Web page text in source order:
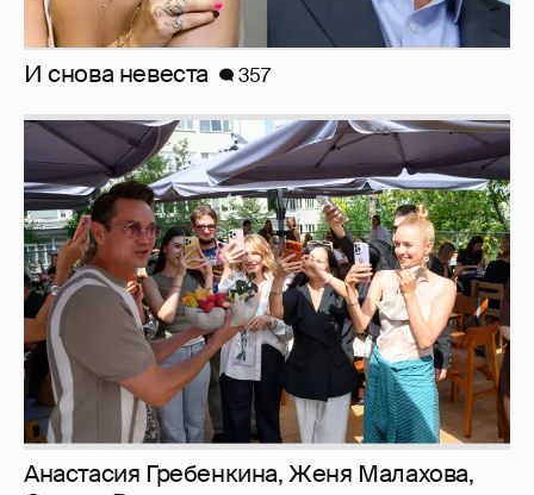
Анастасия Гребенкина, Женя Малахова,
Оксана Русланова и другие гости
фестиваля «Баланс вкуса и ритма»:
рассматриваем летние образы